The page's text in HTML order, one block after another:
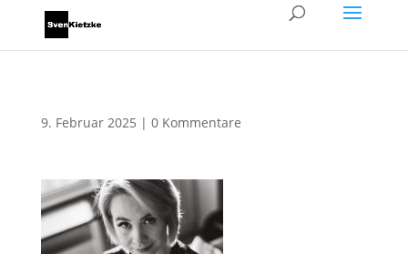
9. Februar 2025 | 0 Kommentare